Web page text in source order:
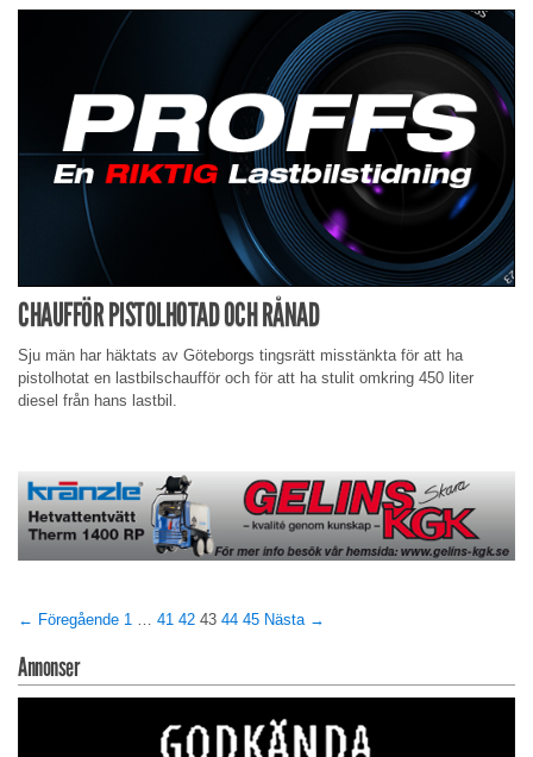
CHAUFFÖR PISTOLHOTAD OCH RÅNAD
Sju män har häktats av Göteborgs tingsrätt misstänkta för att ha
pistolhotat en lastbilschaufför och för att ha stulit omkring 450 liter
diesel från hans lastbil.
← Föregående 1 … 41 42 43 44 45 Nästa →
Annonser